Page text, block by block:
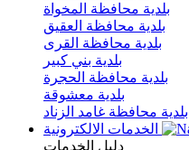
بلدية محافظة المخواة
بلدية محافظة العقيق
بلدية محافظة القرى
بلدية بني كبير
بلدية محافظة الحجرة
بلدية معشوقة
بلدية محافظة غامد الزناد
دليل الخدمات